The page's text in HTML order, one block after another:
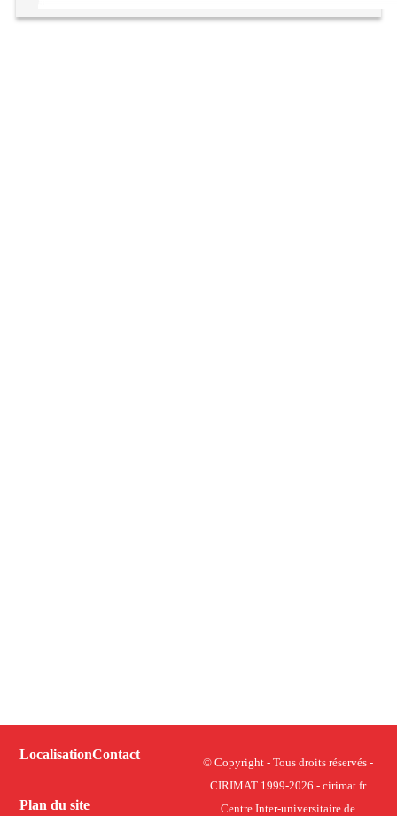
LocalisationContact
Plan du site
© Copyright - Tous droits réservés -
CIRIMAT 1999-2026 - cirimat.fr
Centre Inter-universitaire de